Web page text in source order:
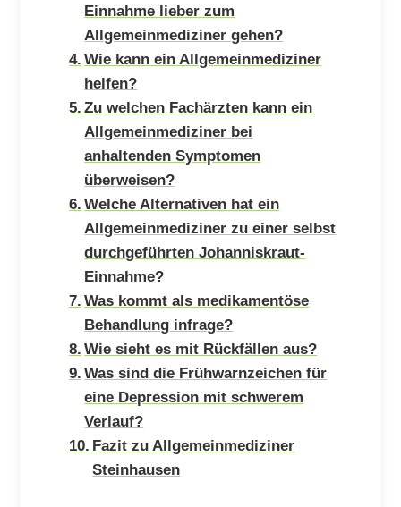
Einnahme lieber zum
Allgemeinmediziner gehen?
Wie kann ein Allgemeinmediziner
helfen?
Zu welchen Fachärzten kann ein
Allgemeinmediziner bei
anhaltenden Symptomen
überweisen?
Welche Alternativen hat ein
Allgemeinmediziner zu einer selbst
durchgeführten Johanniskraut-
Einnahme?
Was kommt als medikamentöse
Behandlung infrage?
Wie sieht es mit Rückfällen aus?
Was sind die Frühwarnzeichen für
eine Depression mit schwerem
Verlauf?
Fazit zu Allgemeinmediziner
Steinhausen